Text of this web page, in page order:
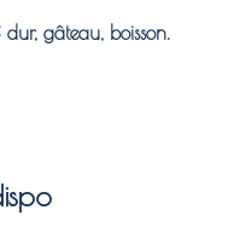
gâteau, boisson.